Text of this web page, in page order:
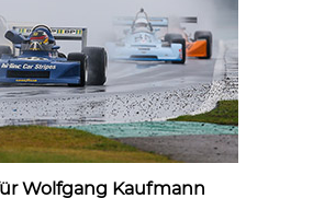
Wolfgang Kaufmann